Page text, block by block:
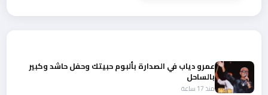
عمرو دياب في الصدارة بألبوم حبيتك وحفل حاشد وكبير
بالساحل
منذ 17 ساعة